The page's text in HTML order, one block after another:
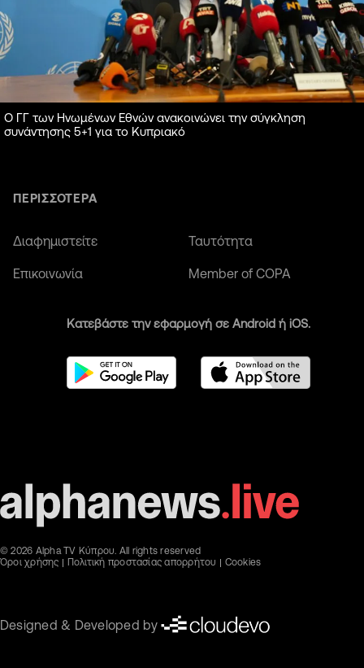
Ο ΓΓ των Ηνωμένων Εθνών ανακοινώνει την σύγκληση
συνάντησης 5+1 για το Κυπριακό
ΠΕΡΙΣΣΟΤΕΡΑ
Διαφημιστείτε Ταυτότητα
Επικοινωνία Member of COPA
Κατεβάστε την εφαρμογή σε Android ή iOS.
© 2026 Alpha TV Κύπρου. All rights reserved
Όροι χρήσης
Πολιτική προστασίας απορρήτου Cookies
Designed & Developed by